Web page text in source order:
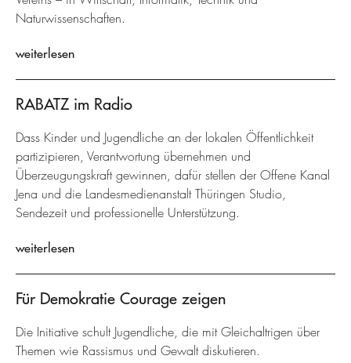
Naturwissenschaften.
weiterlesen
RABATZ im Radio
Dass Kinder und Jugendliche an der lokalen Öffentlichkeit
partizipieren, Verantwortung übernehmen und
Überzeugungskraft gewinnen, dafür stellen der Offene Kanal
Jena und die Landesmedienanstalt Thüringen Studio,
Sendezeit und professionelle Unterstützung.
weiterlesen
Für Demokratie Courage zeigen
Die Initiative schult Jugendliche, die mit Gleichaltrigen über
Themen wie Rassismus und Gewalt diskutieren.